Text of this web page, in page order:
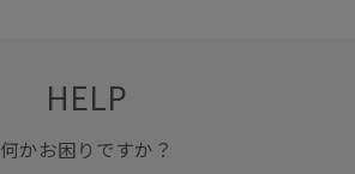
HELP
何かお困りですか？